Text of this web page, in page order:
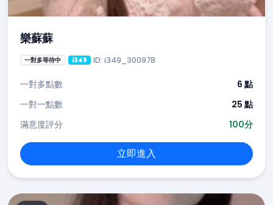
樂蘇蘇
一對多等待中 i349 ID: i349_300978
一對多點數
6 點
一對一點數
25 點
滿意度評分
100分
立即進入